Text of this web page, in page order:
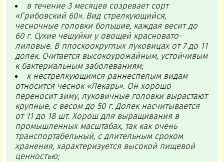
в течение 3 месяцев созревает сорт
«Грибовский 60». Вид стрелкующийся,
чесночные головки большие, каждая весит до
60 г. Сухие чешуйки у овощей красновато-
лиловые. В плоскоокруглых луковицах от 7 до 11
долек. Считается высокоурожайным, устойчивым
к бактериальным заболеваниям;
к нестрелкующимся раннеспелым видам
относится чеснок «Лекарь». Он хорошо
переносит зиму, луковичные головки вырастают
крупные, с весом до 50 г. Долек насчитывается
от 11 до 18 шт. Хорош для выращивания в
промышленных масштабах, так как очень
транспортабельный, с длительным сроком
хранения, характеризуется высокой пищевой
ценностью;